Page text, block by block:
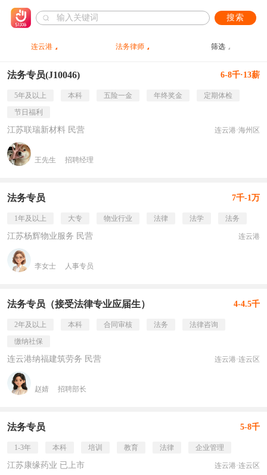
搜索
连云港 法务律师 筛选
法务专员(J10046) 6-8千·13薪
5年及以上 本科 五险一金 年终奖金
定期体检
节日福利
江苏联瑞新材料 民营 连云港·海州区
王先生 招聘经理
法务专员 7千-1万
1年及以上 大专 物业行业 法律 法学 法务
江苏杨辉物业服务 民营 连云港
李女士 人事专员
法务专员（接受法律专业应届生） 4-4.5千
2年及以上 本科 合同审核 法务
法律咨询
缴纳社保
连云港纳福建筑劳务 民营 连云港·连云区
赵婧 招聘部长
法务专员 5-8千
1-3年 本科 培训 教育 法律 企业管理
江苏康缘药业 已上市 连云港·连云区